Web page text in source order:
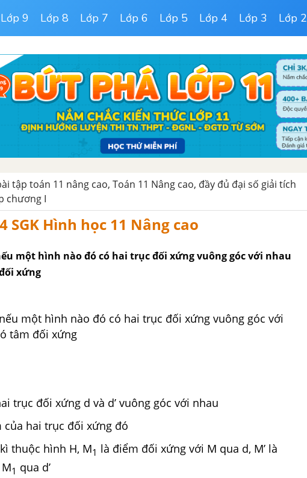
Lớp 9 Lớp 8 Lớp 7 Lớp 6 Lớp 5 Lớp 4 Lớp 3 Lớp 2
tập toán 11 nâng cao, Toán 11 Nâng cao, đầy đủ đại số giải tích
chương I
SGK Hình học 11 Nâng cao
một hình nào đó có hai trục đối xứng vuông góc với nhau
xứng
một hình nào đó có hai trục đối xứng vuông góc với
tâm đối xứng
trục đối xứng d và d’ vuông góc với nhau
của hai trục đối xứng đó
thuộc hình H, M1 là điểm đối xứng với M qua d, M’ là
1 qua d’